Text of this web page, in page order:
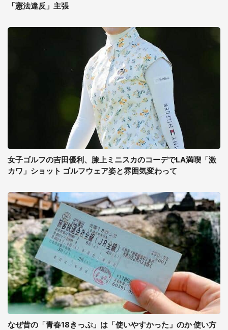
「憲法違反」主張
女子ゴルフの吉田優利、膝上ミニスカのコーデでLA満喫「激
カワ」ショット ゴルフウェア姿と雰囲気変わって
なぜ昔の「青春18きっぷ」は「使いやすかった」のか 使い方